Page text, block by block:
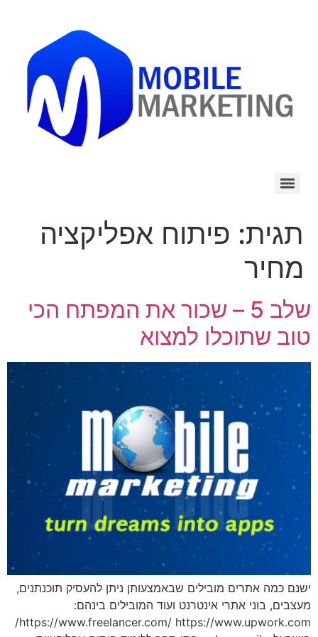
תגית: פיתוח אפליקציה
מחיר
שלב 5 – שכור את המפתח הכי
טוב שתוכלו למצוא
ישנם כמה אתרים מובילים שבאמצעותן ניתן להעסיק תוכנתנים,
מעצבים, בוני אתרי אינטרנט ועוד המובילים בינהם:
https://www.freelancer.com/ https://www.upwork.com/